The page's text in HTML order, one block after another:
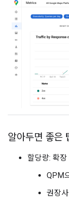
알아두면 좋은
할당량: 확
QPM
권장